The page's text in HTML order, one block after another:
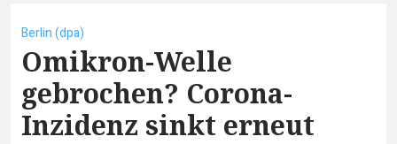
Berlin (dpa)
Omikron-Welle
gebrochen? Corona-
Inzidenz sinkt erneut